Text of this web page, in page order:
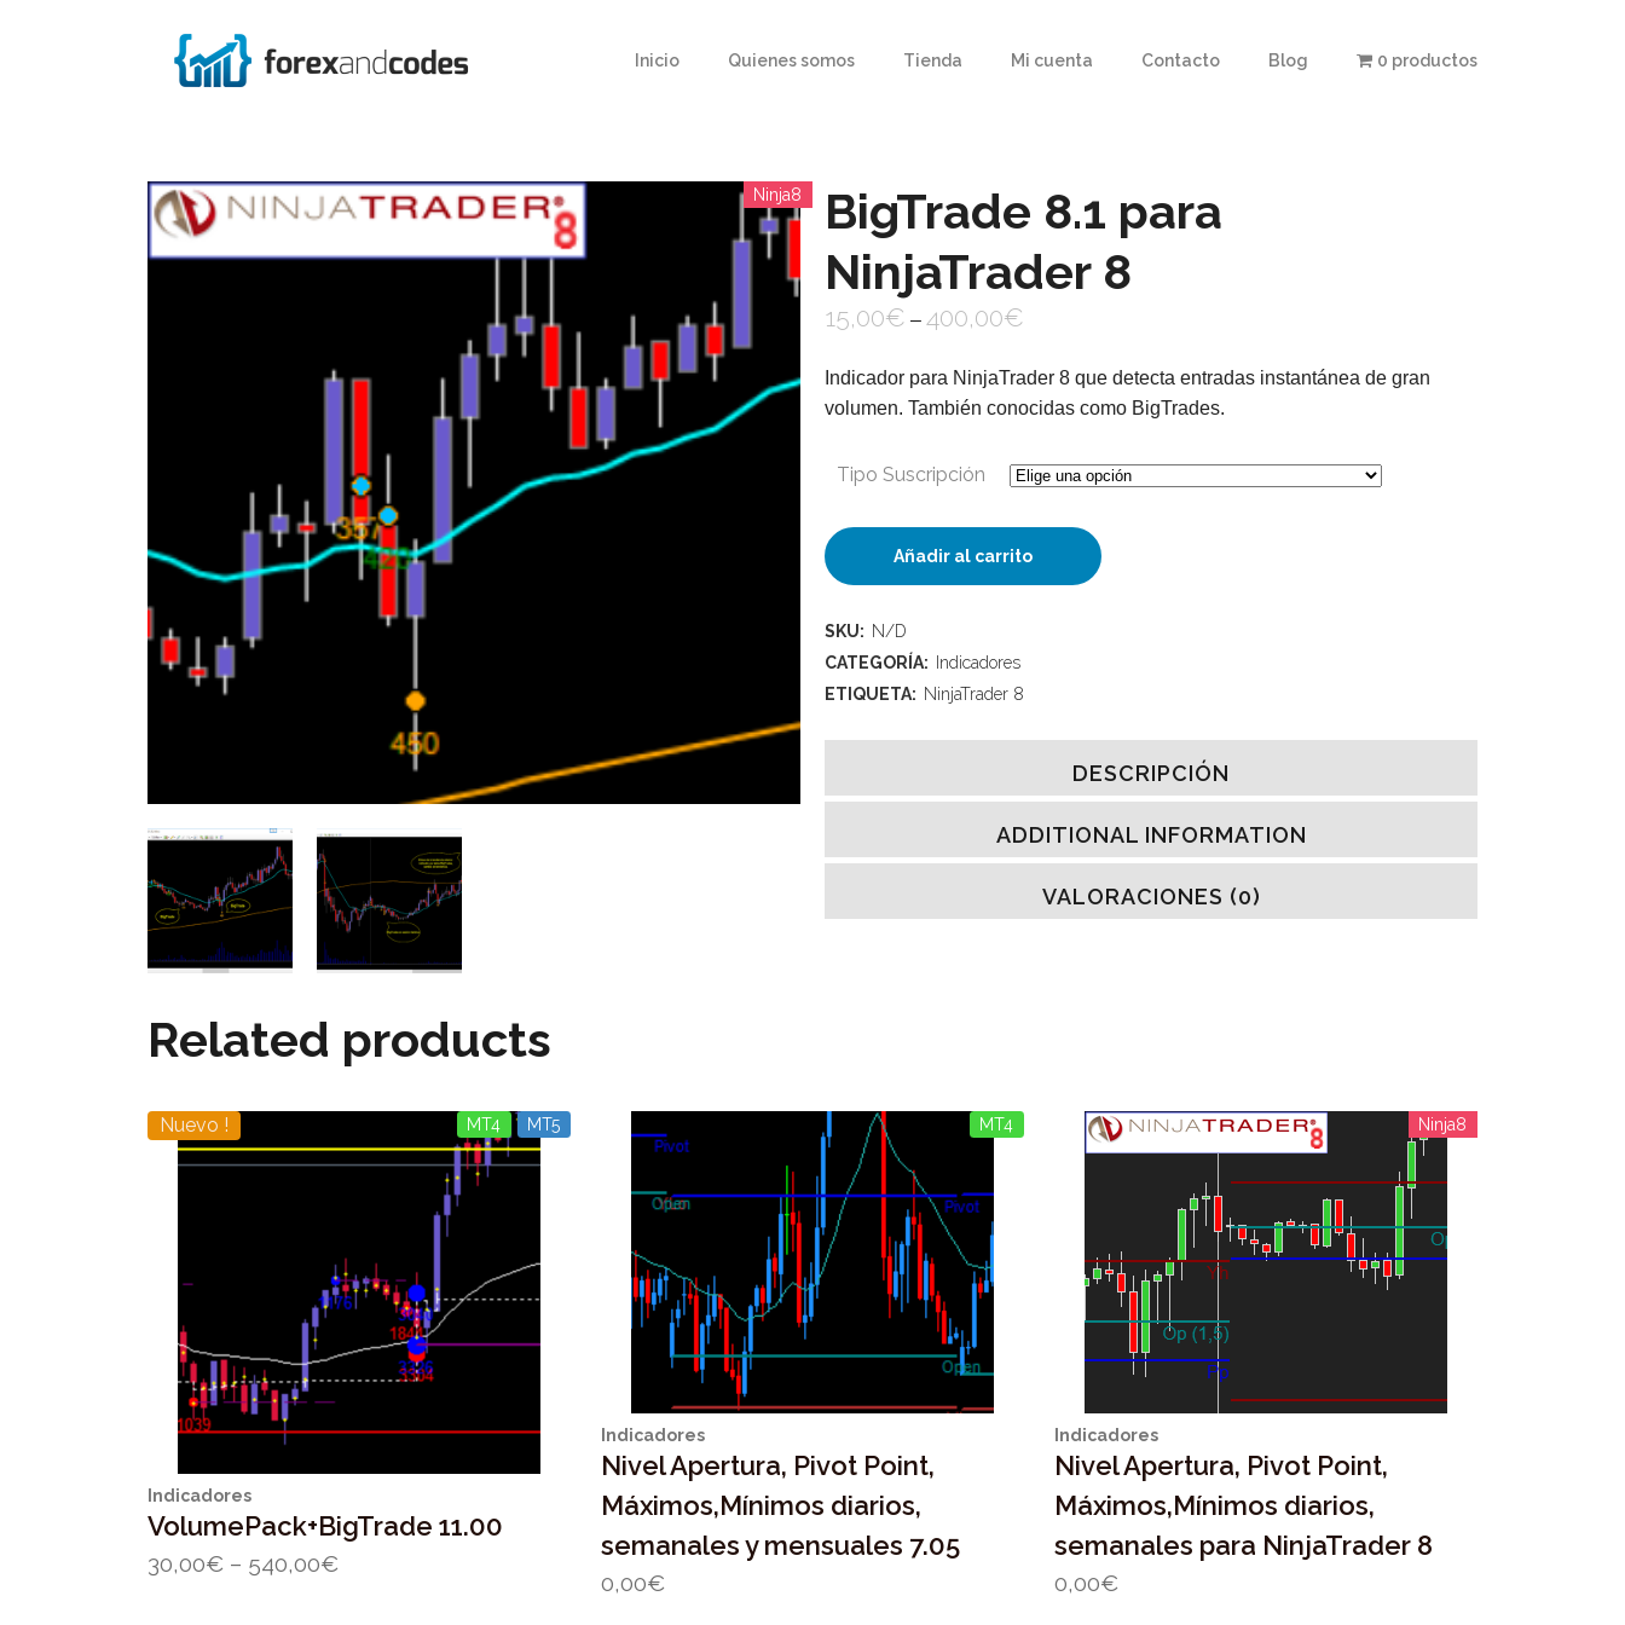
Inicio Quienes somos Tienda Mi cuenta Contacto Blog 0 productos
Ninja8
BigTrade 8.1 para
NinjaTrader 8
15,00€ – 400,00€
Indicador para NinjaTrader 8 que detecta entradas instantánea de gran
volumen. También conocidas como BigTrades.
Tipo Suscripción
BigTrade
para
NinjaTrader
Añadir al carrito
SKU: N/D
CATEGORÍA:
Indicadores
ETIQUETA: NinjaTrader 8
DESCRIPCIÓN
ADDITIONAL INFORMATION
VALORACIONES (0)
Related products
Nuevo ! MT4 MT5
Indicadores
VolumePack+BigTrade 11.00
30,00€ – 540,00€
MT4
Indicadores
Nivel Apertura, Pivot Point,
Máximos,Mínimos diarios,
semanales y mensuales 7.05
0,00€
Ninja8
Indicadores
Nivel Apertura, Pivot Point,
Máximos,Mínimos diarios,
semanales para NinjaTrader 8
0,00€